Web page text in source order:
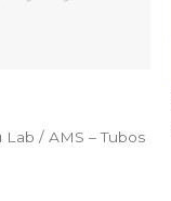
Lab / AMS – Tubos